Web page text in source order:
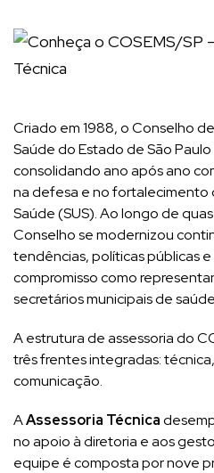
Criado em 1988, o Conselho
Saúde do Estado de São
consolidando ano após ano
na defesa e no fortalecimento
Saúde (SUS). Ao longo de
Conselho se modernizou
tendências, políticas públicas
compromisso como
secretários municipais de
A estrutura de assessoria do
três frentes integradas:
comunicação.
AAssessoria Técnica
no apoio à diretoria e aos
equipe é composta por nove